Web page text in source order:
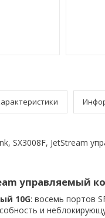
SX3008F, JetStream
управляемый
10G: восемь портов
и